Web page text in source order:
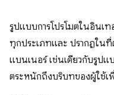
รูปแบบการโปรโมตในอินเท
ทุกประเภทและ ปรากฏในที่
แบนเนอร์ เช่นเดียวกับรูปแ
ตระหนักถึงบริบทของผู้ใช้เ